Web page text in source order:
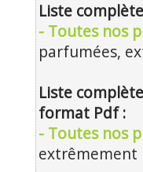
Liste
- Toutes nos
parfumées,
Liste
format Pdf :
- Toutes nos
extrêmement